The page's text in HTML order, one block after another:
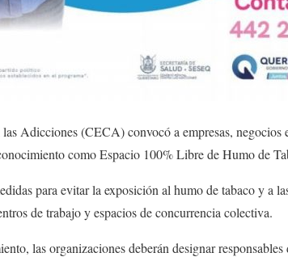
Adicciones (CECA) convocó a empresas, negocios
como Espacio 100% Libre de Humo de
para evitar la exposición al humo de tabaco y a
de trabajo y espacios de concurrencia colectiva.
las organizaciones deberán designar